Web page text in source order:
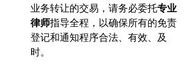
业务转让的交易，请务必委托专业
律师指导全程，以确保所有的免责
登记和通知程序合法、有效、及
时。